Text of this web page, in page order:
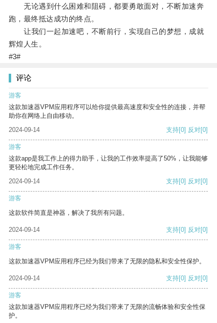
无论遇到什么困难和阻碍，都要勇敢面对，不断加速奔
跑，最终抵达成功的终点。
让我们一起加速吧，不断前行，实现自己的梦想，成就
辉煌人生。
#3#
评论
游客
这款加速器VPM应用程序可以给你提供最高速度和安全性的连接，并帮
助你在网络上自由移动。
2024-09-14
支持[0] 反对[0]
游客
这款app是我工作上的得力助手，让我的工作效率提高了50%，让我能够
更轻松地完成工作任务。
2024-09-14
支持[0] 反对[0]
游客
这款软件简直是神器，解决了我所有问题。
2024-09-14 支持[0] 反对[0]
游客
这款加速器VPM应用程序已经为我们带来了无限的隐私和安全性保护。
2024-09-14 支持[0] 反对[0]
游客
这款加速器VPM应用程序已经为我们带来了无限的流畅体验和安全性保
护。